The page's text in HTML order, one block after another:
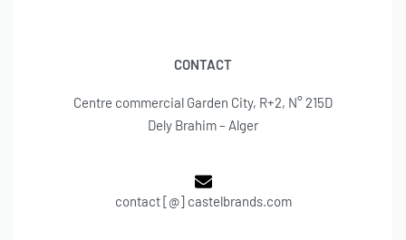
CONTACT
Centre commercial Garden City, R+2, N° 215D
Dely Brahim – Alger
contact [@] castelbrands.com